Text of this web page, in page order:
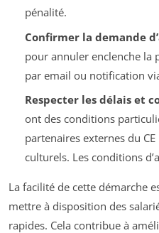
pénalité.
Confirmer la demande
pour annuler enclenche la
par email ou notification
Respecter les délais et
ont des conditions
partenaires externes du
culturels. Les conditions
La facilité de cette démarche
mettre à disposition des
rapides. Cela contribue à